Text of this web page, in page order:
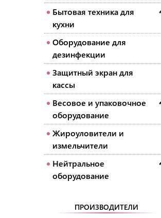
Бытовая техника для
кухни
Оборудование для
дезинфекции
Защитный экран для
кассы
Весовое и упаковочное
оборудование
Жироуловители и
измельчители
Нейтральное
оборудование
ПРОИЗВОДИТЕЛИ